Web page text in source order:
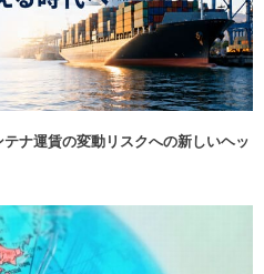
ナ運賃の変動リスクへの新しいヘッ